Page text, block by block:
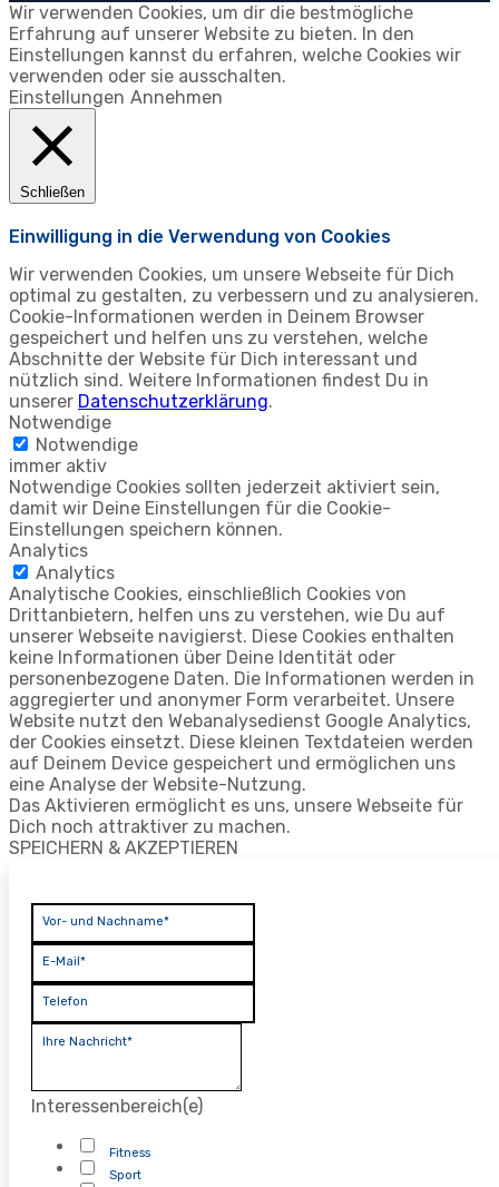
Wir verwenden Cookies, um dir die bestmögliche
Erfahrung auf unserer Website zu bieten. In den
Einstellungen kannst du erfahren, welche Cookies wir
verwenden oder sie ausschalten.
Einstellungen Annehmen
Schließen
Einwilligung in die Verwendung von Cookies
Wir verwenden Cookies, um unsere Webseite für Dich
optimal zu gestalten, zu verbessern und zu analysieren.
Cookie-Informationen werden in Deinem Browser
gespeichert und helfen uns zu verstehen, welche
Abschnitte der Website für Dich interessant und
nützlich sind. Weitere Informationen findest Du in
unserer Datenschutzerklärung.
Notwendige
Notwendige
immer aktiv
Notwendige Cookies sollten jederzeit aktiviert sein,
damit wir Deine Einstellungen für die Cookie-
Einstellungen speichern können.
Analytics
Analytics
Analytische Cookies, einschließlich Cookies von
Drittanbietern, helfen uns zu verstehen, wie Du auf
unserer Webseite navigierst. Diese Cookies enthalten
keine Informationen über Deine Identität oder
personenbezogene Daten. Die Informationen werden in
aggregierter und anonymer Form verarbeitet. Unsere
Website nutzt den Webanalysedienst Google Analytics,
der Cookies einsetzt. Diese kleinen Textdateien werden
auf Deinem Device gespeichert und ermöglichen uns
eine Analyse der Website-Nutzung.
Das Aktivieren ermöglicht es uns, unsere Webseite für
Dich noch attraktiver zu machen.
SPEICHERN & AKZEPTIEREN
Vor- und Nachname*
E-Mail*
Telefon
Ihre Nachricht*
Interessenbereich(e)
Fitness
Sport